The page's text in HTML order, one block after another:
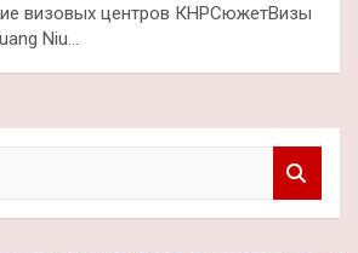
визовых центров КНРСюжетВизы
Niu…